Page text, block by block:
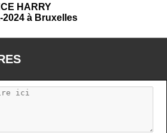
HARRY
2024 à Bruxelles